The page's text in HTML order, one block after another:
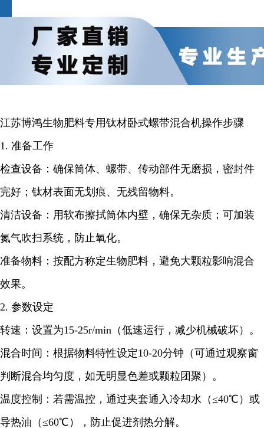
江苏博鸿生物肥料专用钛材卧式螺带混合机操作步骤
1. 准备工作
检查设备：确保筒体、螺带、传动部件无磨损，密封件
完好；钛材表面无划痕、无残留物料。
清洁设备：用软布擦拭筒体内壁，确保无杂质；可加装
氮气吹扫系统，防止氧化。
准备物料：按配方称定生物肥料，避免大颗粒影响混合
效果。
2. 参数设定
转速：设置为15-25r/min（低速运行，减少机械破坏）。
混合时间：根据物料特性设定10-20分钟（可通过观察窗
判断混合均匀度，如无明显色差或颗粒团聚）。
温度控制：若需温控，通过夹套通入冷却水（≤40℃）或
导热油（≤60℃），防止促进剂热分解。